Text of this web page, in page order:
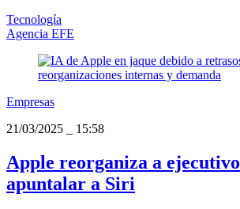
Tecnología
Agencia EFE
Empresas
21/03/2025
15:58
Apple reorganiza a
apuntalar a Siri